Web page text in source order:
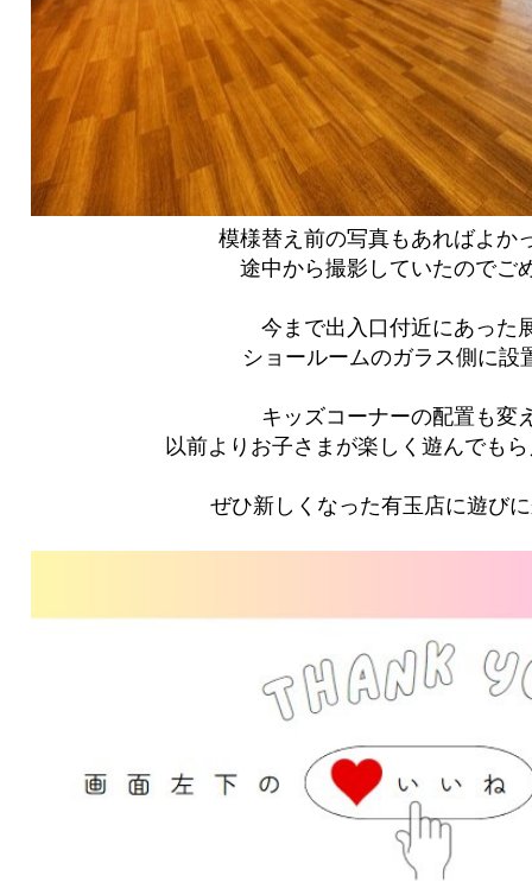
模様替え前の写真もあればよか
途中から撮影していたのでご
今まで出入口付近にあった
ショールームのガラス側に設
キッズコーナーの配置も変
以前よりお子さまが楽しく遊んでも
ぜひ新しくなった有玉店に遊び